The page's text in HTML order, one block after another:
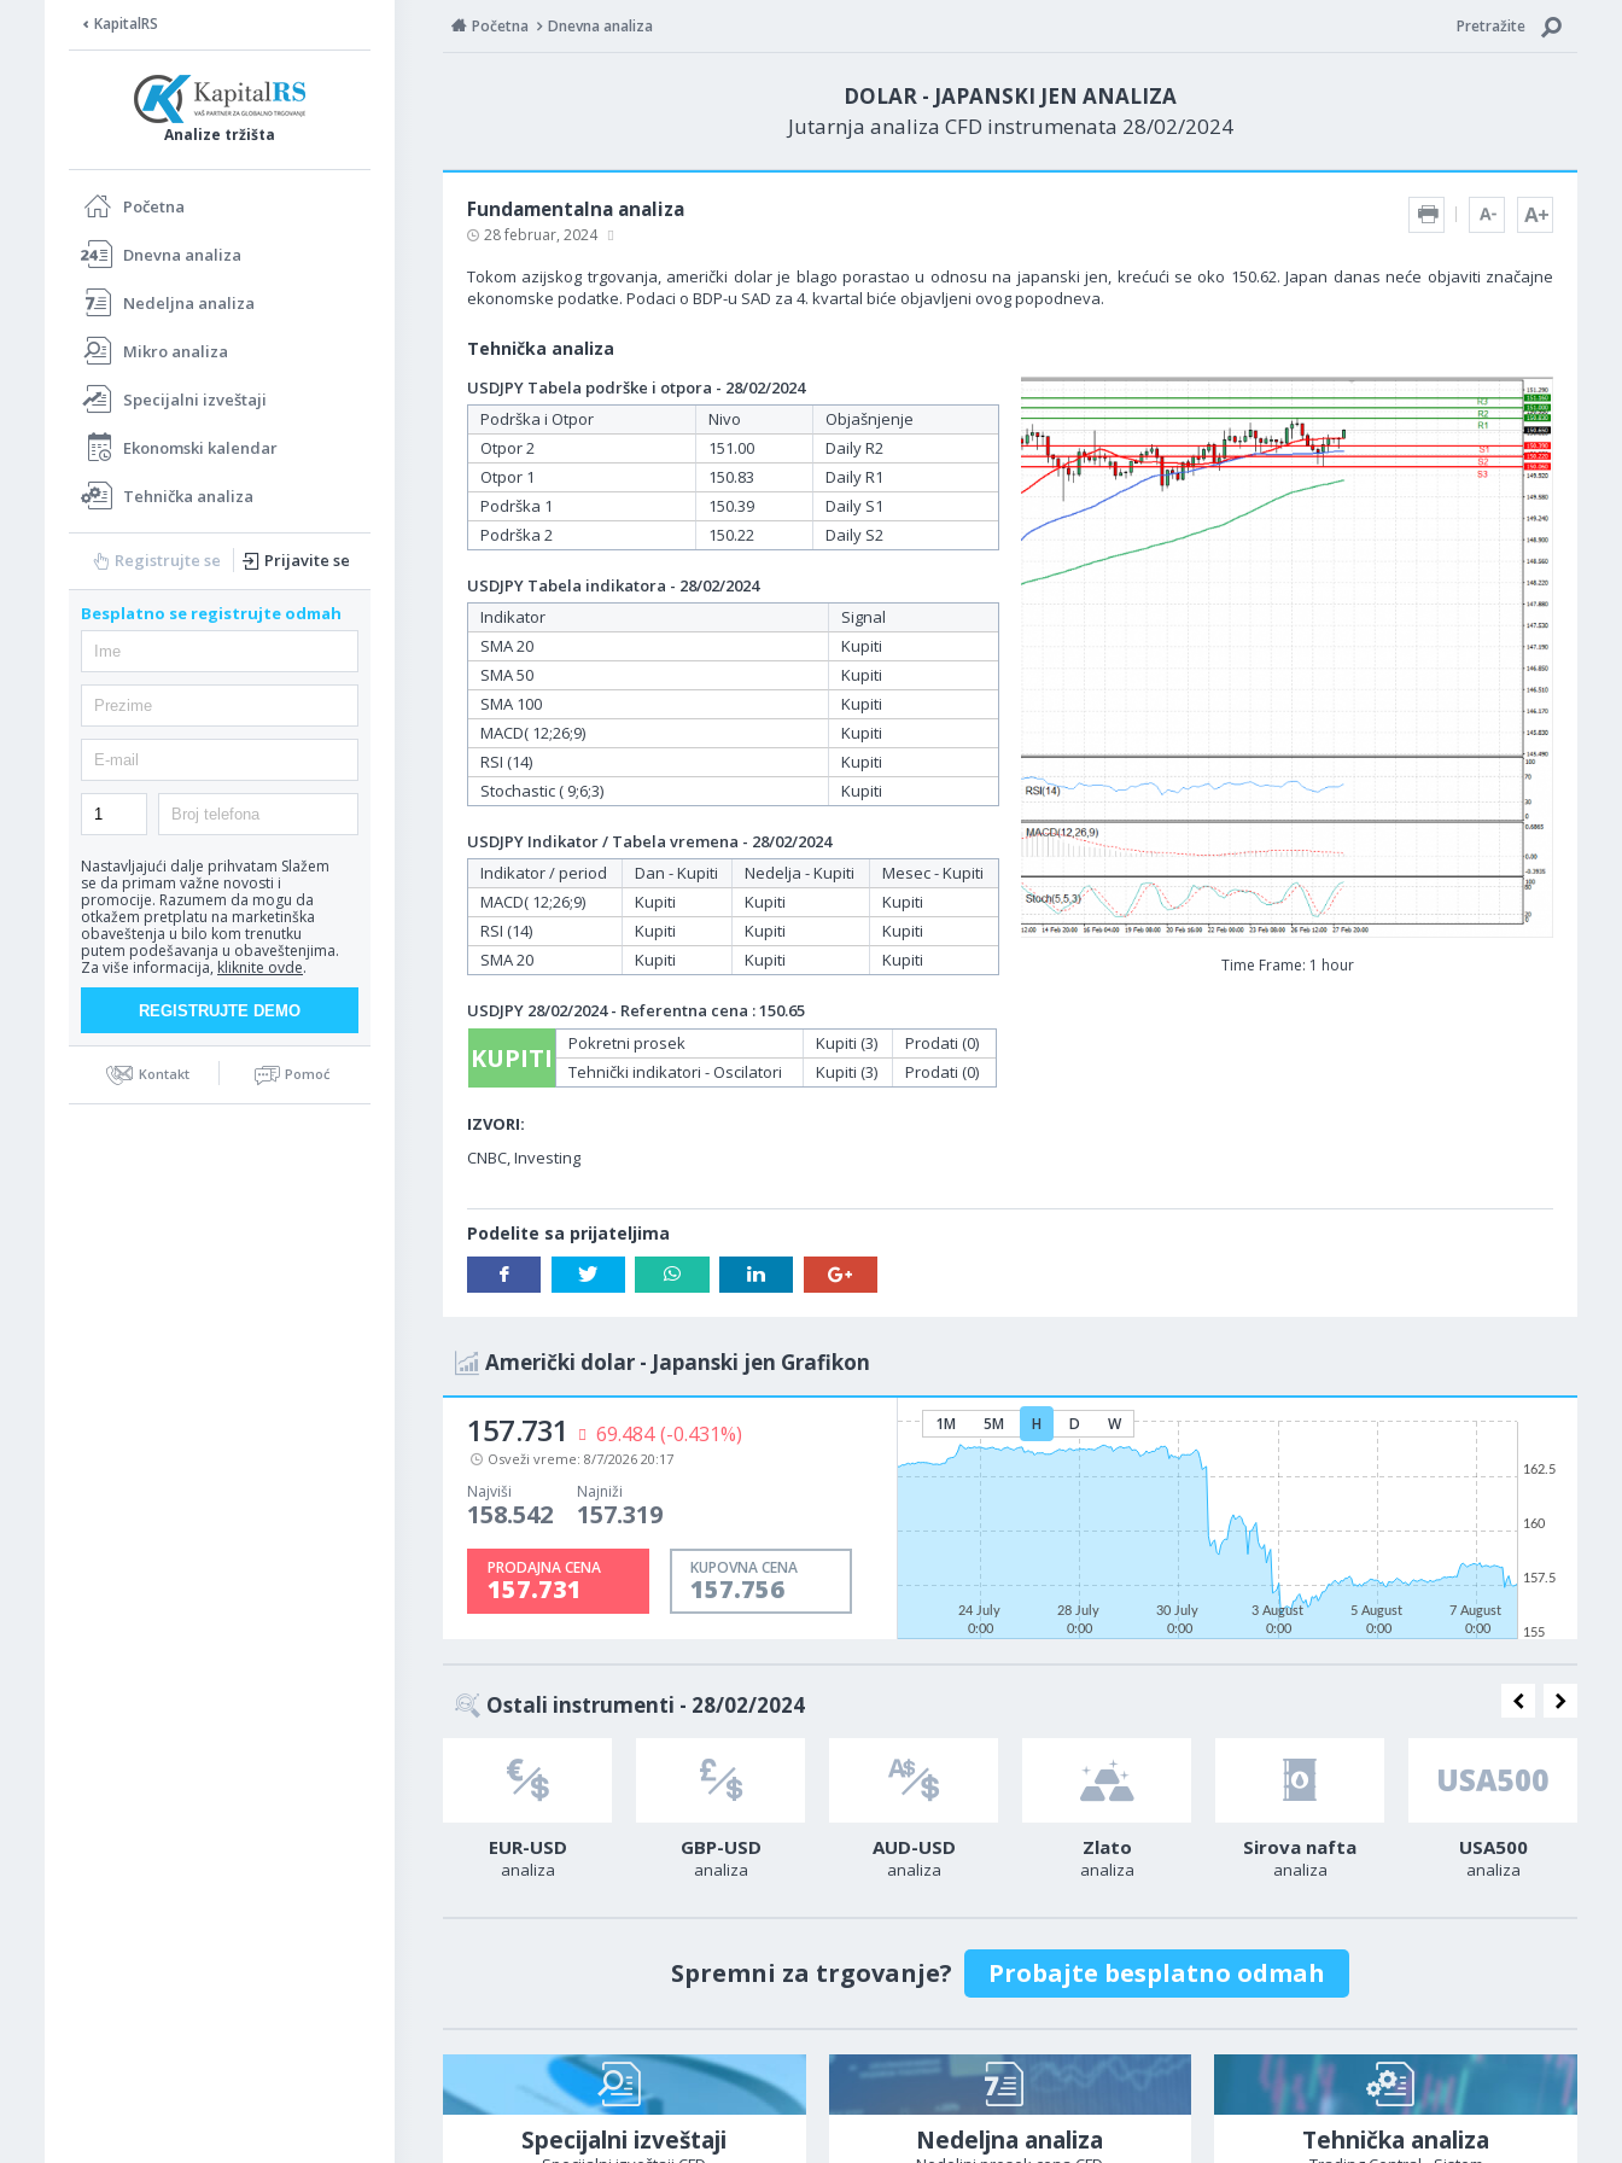
KapitalRS
Analize tržišta
Početna
Dnevna analiza
Nedeljna analiza
Mikro analiza
Specijalni izveštaji
Ekonomski kalendar
Tehnička analiza
Registrujte se Prijavite se
Besplatno se registrujte odmah
Nastavljajući dalje prihvatam Slažem
se da primam važne novosti i
promocije. Razumem da mogu da
otkažem pretplatu na marketinška
obaveštenja u bilo kom trenutku
putem podešavanja u obaveštenjima.
Za više informacija, kliknite ovde.
Kontakt Pomoć
Početna Dnevna analiza Pretražite
DOLAR - JAPANSKI JEN ANALIZA
Jutarnja analiza CFD instrumenata 28/02/2024
Fundamentalna analiza
28 februar, 2024
Tokom azijskog trgovanja, američki dolar je blago porastao u odnosu na japanski jen, krećući se oko 150.62. Japan danas neće objaviti značajne
ekonomske podatke. Podaci o BDP-u SAD za 4. kvartal biće objavljeni ovog popodneva.
Tehnička analiza
Time Frame: 1 hour
USDJPY Tabela podrške i otpora - 28/02/2024
Podrška i Otpor
Nivo
Objašnjenje
Otpor 2
151.00
Daily R2
Otpor 1
150.83
Daily R1
Podrška 1
150.39
Daily S1
Podrška 2
150.22 Daily S2
USDJPY Tabela indikatora - 28/02/2024
Indikator
Signal
SMA 20
Kupiti
SMA 50
Kupiti
SMA 100
Kupiti
MACD( 12;26;9)
Kupiti
RSI (14)
Kupiti
Stochastic ( 9;6;3)
Kupiti
USDJPY Indikator / Tabela vremena - 28/02/2024
Indikator / period
Dan - Kupiti Nedelja - Kupiti
Mesec - Kupiti
MACD( 12;26;9)
Kupiti Kupiti
Kupiti
RSI (14)
Kupiti Kupiti
Kupiti
SMA 20
Kupiti Kupiti Kupiti
USDJPY 28/02/2024 - Referentna cena : 150.65
KUPITI Pokretni prosek Kupiti (3)
Prodati (0)
Tehnički indikatori - Oscilatori
Kupiti (3) Prodati (0)
IZVORI:
CNBC, Investing
Podelite sa prijateljima
Američki dolar - Japanski jen Grafikon
157.731 69.484 (-0.431%)
Osveži vreme: 8/7/2026 20:17
Najviši
158.542
Najniži
157.319
PRODAJNA CENA
157.731
KUPOVNA CENA
157.756
1M 5M H D W
24 July
0:00
28 July
0:00
30 July
0:00
3 August
0:00
5 August
0:00
7 August
0:00
155
157.5
160
162.5
Ostali instrumenti - 28/02/2024
EUR-USD
analiza
GBP-USD
analiza
AUD-USD
analiza
Zlato
analiza
Sirova nafta
analiza
USA500
analiza
Spremni za trgovanje? Probajte besplatno odmah
Specijalni izveštaji Nedeljna analiza Tehnička analiza